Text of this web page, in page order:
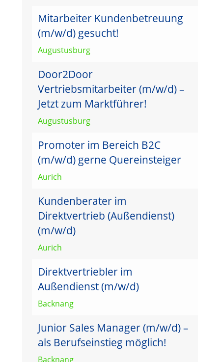
Mitarbeiter Kundenbetreuung
(m/w/d) gesucht!
Augustusburg
Door2Door
Vertriebsmitarbeiter (m/w/d) –
Jetzt zum Marktführer!
Augustusburg
Promoter im Bereich B2C
(m/w/d) gerne Quereinsteiger
Aurich
Kundenberater im
Direktvertrieb (Außendienst)
(m/w/d)
Aurich
Direktvertriebler im
Außendienst (m/w/d)
Backnang
Junior Sales Manager (m/w/d) –
als Berufseinstieg möglich!
Backnang